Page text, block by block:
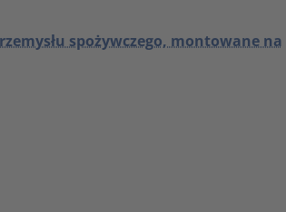
spożywczego, montowane na